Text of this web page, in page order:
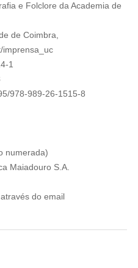
e Folclore da Academia de
de Coimbra,
imprensa_uc
1
978-989-26-1515-8
numerada)
Maiadouro S.A.
do email